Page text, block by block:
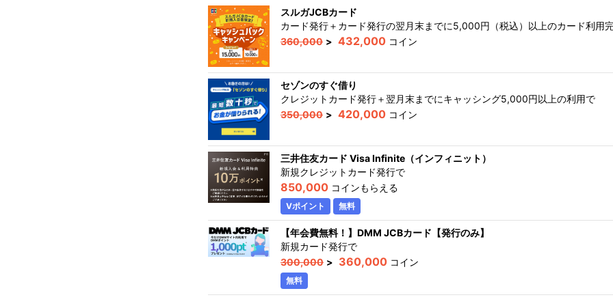
スルガJCBカード
カード発行＋カード発行の翌月末までに5,000円（税込）以上のカード利用
360,000 > 432,000 コイン
セゾンのすぐ借り
クレジットカード発行＋翌月末までにキャッシング5,000円以上の利用で
350,000 > 420,000 コイン
三井住友カード Visa Infinite（インフィニット）
新規クレジットカード発行で
850,000 コインもらえる
Vポイント 無料
【年会費無料！】DMM JCBカード【発行のみ】
新規カード発行で
300,000 > 360,000 コイン
無料